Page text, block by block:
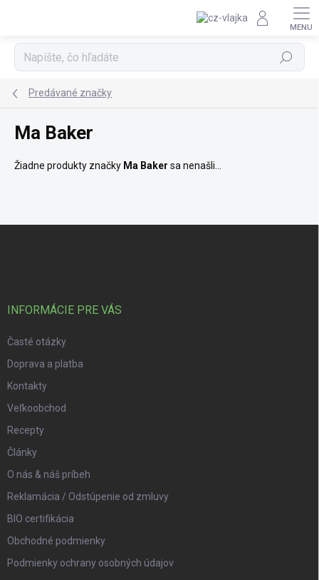
Hľadať
Predávané značky
Ma Baker
Žiadne produkty značky Ma Baker sa nenašli...
INFORMÁCIE PRE VÁS
Časté otázky
Doprava a platba
Kontakty
Veľkoobchod
Recepty
Články
O nás & náš príbeh
Reklamácia / Odstúpenie od zmluvy
BIO certifikácia
Obchodné podmienky
Podmienky ochrany osobných údajov